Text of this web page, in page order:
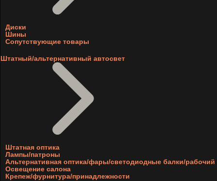
Диски
Шины
Сопутствующие товары
Штатный/альтернативный автосвет
Штатная оптика
Лампы/патроны
Альтернативная оптика/фары/светодиодные балки/рабочий
Освещение салона
Крепеж/фурнитура/принадлежности